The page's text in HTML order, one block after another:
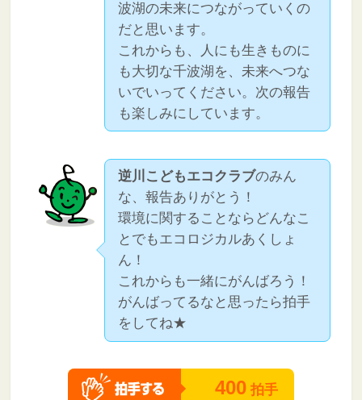
波湖の未来につながっていくの
だと思います。
これからも、人にも生きものに
も大切な千波湖を、未来へつな
いでいってください。次の報告
も楽しみにしています。
逆川こどもエコクラブのみん
な、報告ありがとう！
環境に関することならどんなこ
とでもエコロジカルあくしょ
ん！
これからも一緒にがんばろう！
がんばってるなと思ったら拍手
をしてね★
400 拍手